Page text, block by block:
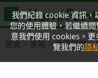
我們紀錄 cookie 資訊，
您的使用體驗，若繼續
意我們使用 cookies。
覽我們的隱
首頁 家電 季節家電